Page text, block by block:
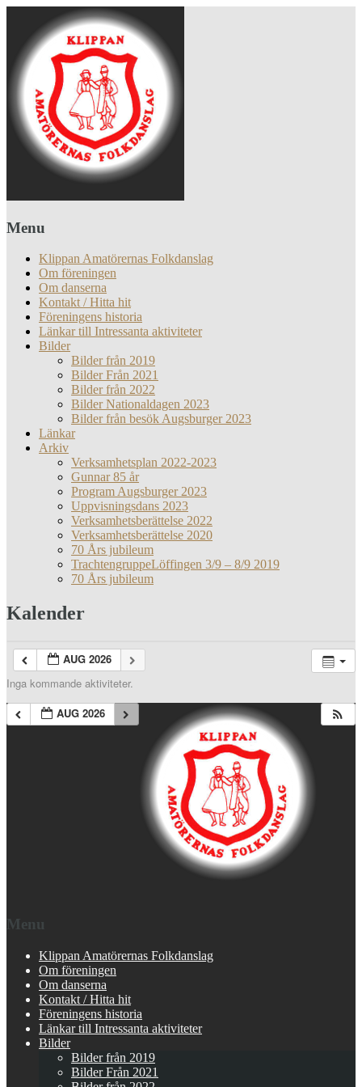
Menu
Klippan Amatörernas Folkdanslag
Om föreningen
Om danserna
Kontakt / Hitta hit
Föreningens historia
Länkar till Intressanta aktiviteter
Bilder
Bilder från 2019
Bilder Från 2021
Bilder från 2022
Bilder Nationaldagen 2023
Bilder från besök Augsburger 2023
Länkar
Arkiv
Verksamhetsplan 2022-2023
Gunnar 85 år
Program Augsburger 2023
Uppvisningsdans 2023
Verksamhetsberättelse 2022
Verksamhetsberättelse 2020
70 Års jubileum
TrachtengruppeLöffingen 3/9 – 8/9 2019
70 Års jubileum
Kalender
AUG 2026
Inga kommande aktiviteter.
AUG 2026
Menu
Klippan Amatörernas Folkdanslag
Om föreningen
Om danserna
Kontakt / Hitta hit
Föreningens historia
Länkar till Intressanta aktiviteter
Bilder
Bilder från 2019
Bilder Från 2021